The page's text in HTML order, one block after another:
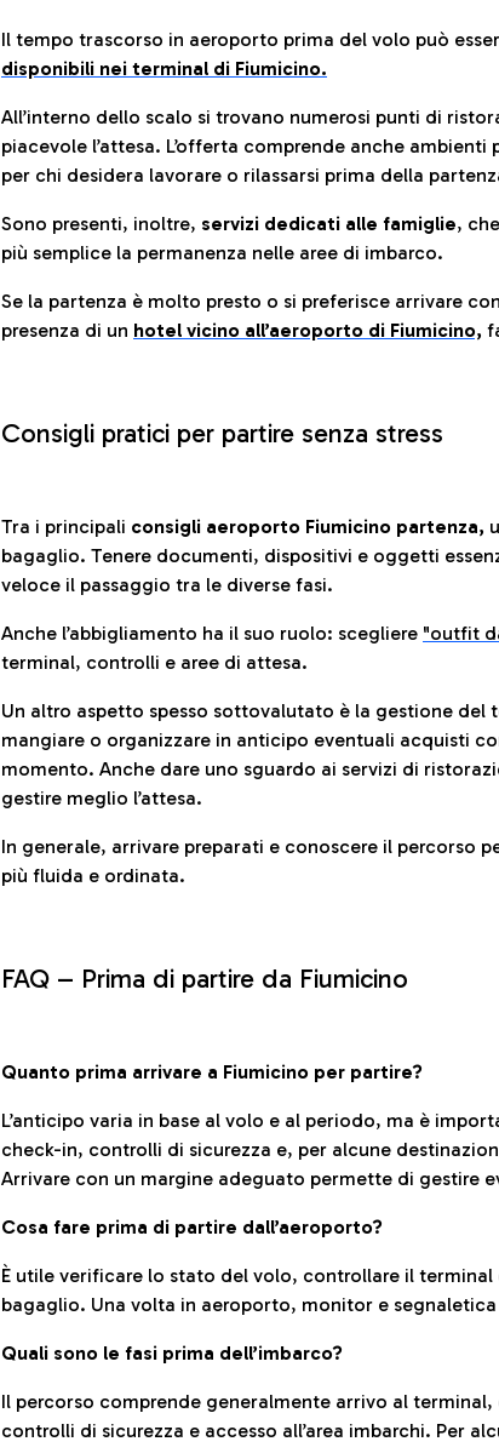
Il tempo trascorso in aeroporto prima del volo può
disponibili nei terminal di Fiumicino.
All’interno dello scalo si trovano numerosi punti di
piacevole l’attesa. L’offerta comprende anche
per chi desidera lavorare o rilassarsi prima della
Sono presenti, inoltre, servizi dedicati alle famiglie,
più semplice la permanenza nelle aree di imbarco.
Se la partenza è molto presto o si preferisce arrivare
presenza di un hotel vicino all’aeroporto di Fiumicino,
Consigli pratici per partire senza stress
Tra i principali consigli aeroporto Fiumicino partenza,
bagaglio. Tenere documenti, dispositivi e oggetti
veloce il passaggio tra le diverse fasi.
Anche l’abbigliamento ha il suo ruolo: scegliere "outfit
terminal, controlli e aree di attesa.
Un altro aspetto spesso sottovalutato è la gestione del
mangiare o organizzare in anticipo eventuali acquisti
momento. Anche dare uno sguardo ai servizi di
gestire meglio l’attesa.
In generale, arrivare preparati e conoscere il percorso
più fluida e ordinata.
FAQ – Prima di partire da Fiumicino
Quanto prima arrivare a Fiumicino per partire?
L’anticipo varia in base al volo e al periodo, ma è
check-in, controlli di sicurezza e, per alcune
Arrivare con un margine adeguato permette di gestire
Cosa fare prima di partire dall’aeroporto?
È utile verificare lo stato del volo, controllare il
bagaglio. Una volta in aeroporto, monitor e
Quali sono le fasi prima dell’imbarco?
Il percorso comprende generalmente arrivo al
controlli di sicurezza e accesso all’area imbarchi. Per